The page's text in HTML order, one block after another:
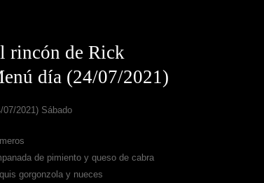
rincón de Rick
día (24/07/2021)
07/2021) Sábado
de pimiento y queso de cabra
gorgonzola y nueces